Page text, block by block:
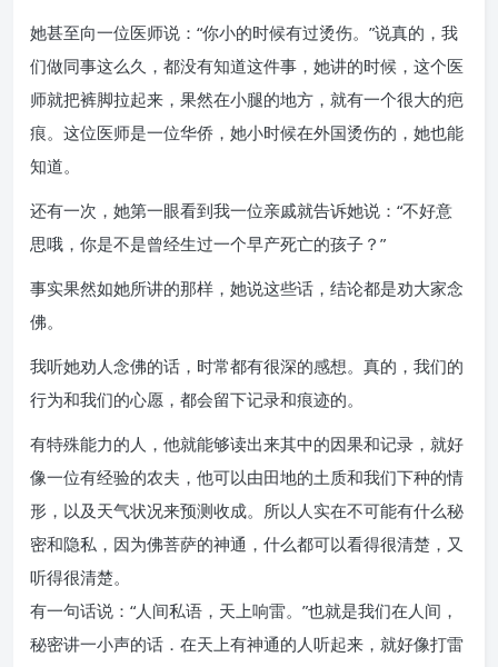
她甚至向一位医师说：“你小的时候有过烫伤。”说真的，我
们做同事这么久，都没有知道这件事，她讲的时候，这个医
师就把裤脚拉起来，果然在小腿的地方，就有一个很大的疤
痕。这位医师是一位华侨，她小时候在外国烫伤的，她也能
知道。
还有一次，她第一眼看到我一位亲戚就告诉她说：“不好意
思哦，你是不是曾经生过一个早产死亡的孩子？”
事实果然如她所讲的那样，她说这些话，结论都是劝大家念
佛。
我听她劝人念佛的话，时常都有很深的感想。真的，我们的
行为和我们的心愿，都会留下记录和痕迹的。
有特殊能力的人，他就能够读出来其中的因果和记录，就好
像一位有经验的农夫，他可以由田地的土质和我们下种的情
形，以及天气状况来预测收成。所以人实在不可能有什么秘
密和隐私，因为佛菩萨的神通，什么都可以看得很清楚，又
听得很清楚。
有一句话说：“人间私语，天上响雷。”也就是我们在人间，
秘密讲一小声的话．在天上有神通的人听起来，就好像打雷